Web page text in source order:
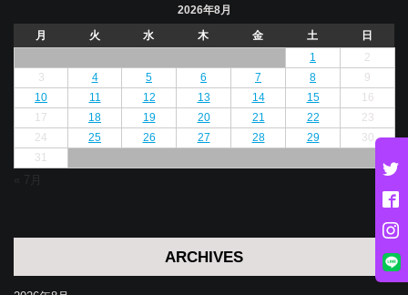
2026年8月
月
火 水 木 金 土
日
1
2
3
4 5 6 7 8
9
10
11 12 13 14 15
16
17
18 19 20 21 22
23
24
25 26 27 28 29
30
31
« 7月
ARCHIVES